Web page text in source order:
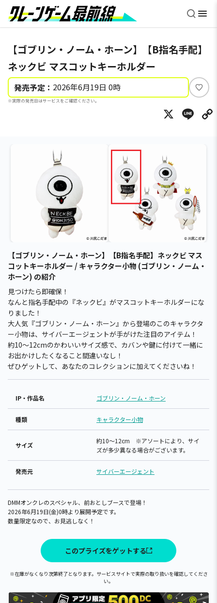
【ゴブリン・ノーム・ホーン】【B指名手配】
ネックビ マスコットキーホルダー
発売予定： 2026年6月19日 0時
※実際の発売日はサービスをご確認ください。
い
ね
X
【ゴブリン・ノーム・ホーン】【B指名手配】ネックビ マス
コットキーホルダー / キャラクター小物 (ゴブリン・ノーム・
ホーン) の紹介
見つけたら即確保！
なんと指名手配中の『ネックビ』がマスコットキーホルダーにな
りました！
大人気『ゴブリン・ノーム・ホーン』から登場のこのキャラクタ
ー小物は、サイバーエージェントが手がけた注目のアイテム！
約10～12cmのかわいいサイズ感で、カバンや鍵に付けて一緒に
お出かけしたくなること間違いなし！
ぜひゲットして、あなたのコレクションに加えてくださいね！
IP・作品名 ゴブリン・ノーム・ホーン
種類 キャラクター小物
サイズ
約10～12cm ※アソートにより、サイ
ズが多少異なる場合がございます。
発売元 サイバーエージェント
DMMオンクレのスペシャル、前おとしブースで登場！
2026年6月19日(金)0時より展開予定です。
数量限定なので、お見逃しなく！
このプライズをゲットする
※在庫がなくなり次第終了となります。サービスサイトで実際の取り扱いを確認してくださ
い。